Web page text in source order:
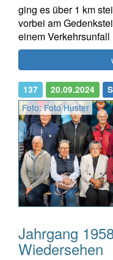
ging es über 1 km
vorbei am
einem Verkehrsunfall
137 20.09.2024
Foto: Foto Huster
Jahrgang
Wiedersehen